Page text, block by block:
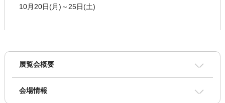
10月20日(月)～25日(土)
展覧会概要
会場情報